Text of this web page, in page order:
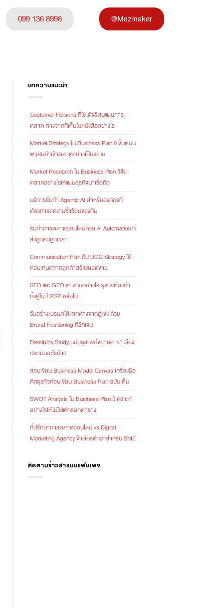
099 136 8998 @Mazmaker
บทความแนะนำ
Customer Persona ที่ใช้ได้จริงในแผนการ
ตลาด ต่างจากที่เห็นในหนังสืออย่างไร
Market Strategy ใน Business Plan 6 ขั้นตอน
พาสินค้าเข้าตลาดอย่างเป็นระบบ
Market Research ใน Business Plan วิจัย
ตลาดอย่างไรให้แผนธุรกิจน่าเชื่อถือ
บริการรับทำ Agentic AI สำหรับองค์กรที่
ต้องการลดงานซ้ำซ้อนของทีม
รับทำการตลาดออนไลน์ด้วย AI Automation ที่
ส่งถูกคนถูกเวลา
Communication Plan กับ UGC Strategy ใช้
คอนเทนต์จากลูกค้าสร้างยอดขาย
SEO และ GEO ต่างกันอย่างไร ธุรกิจต้องทำ
ทั้งคู่ในปี 2026 หรือไม่
รับสร้างแบรนด์ให้แตกต่างจากคู่แข่ง ด้วย
Brand Positioning ที่ชัดเจน
Feasibility Study ฉบับธุรกิจที่ขยายสาขา ต้อง
ประเมินอะไรบ้าง
สอนเขียน Business Model Canvas เครื่องมือ
คิดธุรกิจก่อนเขียน Business Plan ฉบับเต็ม
SWOT Analysis ใน Business Plan วิเคราะห์
อย่างไรให้ไม่ใช่แค่กรอกตาราง
ที่ปรึกษาการตลาดออนไลน์ vs Digital
Marketing Agency จ้างใครดีกว่าสำหรับ SME
ติดตามข่าวสารบนแฟนเพจ